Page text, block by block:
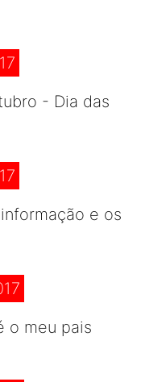
- Dia das
e os
o meu pais